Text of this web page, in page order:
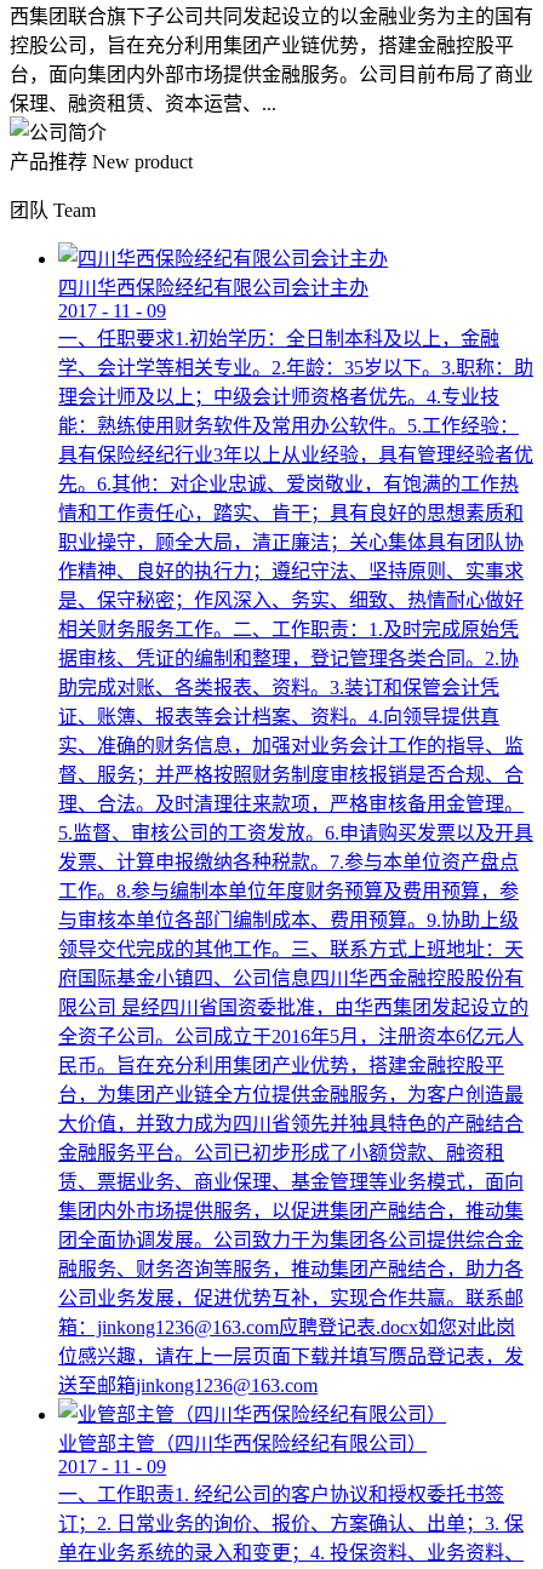
西集团联合旗下子公司共同发起设立的以金融业务为主的国有
控股公司，旨在充分利用集团产业链优势，搭建金融控股平
台，面向集团内外部市场提供金融服务。公司目前布局了商业
保理、融资租赁、资本运营、...
产品推荐 New product
团队 Team
四川华西保险经纪有限公司会计主办
2017 - 11 - 09
一、任职要求1.初始学历：全日制本科及以上，金融
学、会计学等相关专业。2.年龄：35岁以下。3.职称：助
理会计师及以上；中级会计师资格者优先。4.专业技
能：熟练使用财务软件及常用办公软件。5.工作经验：
具有保险经纪行业3年以上从业经验，具有管理经验者优
先。6.其他：对企业忠诚、爱岗敬业，有饱满的工作热
情和工作责任心，踏实、肯干；具有良好的思想素质和
职业操守，顾全大局，清正廉洁；关心集体具有团队协
作精神、良好的执行力；遵纪守法、坚持原则、实事求
是、保守秘密；作风深入、务实、细致、热情耐心做好
相关财务服务工作。二、工作职责：1.及时完成原始凭
据审核、凭证的编制和整理，登记管理各类合同。2.协
助完成对账、各类报表、资料。3.装订和保管会计凭
证、账簿、报表等会计档案、资料。4.向领导提供真
实、准确的财务信息，加强对业务会计工作的指导、监
督、服务；并严格按照财务制度审核报销是否合规、合
理、合法。及时清理往来款项，严格审核备用金管理。
5.监督、审核公司的工资发放。6.申请购买发票以及开具
发票、计算申报缴纳各种税款。7.参与本单位资产盘点
工作。8.参与编制本单位年度财务预算及费用预算，参
与审核本单位各部门编制成本、费用预算。9.协助上级
领导交代完成的其他工作。三、联系方式上班地址：天
府国际基金小镇四、公司信息四川华西金融控股股份有
限公司 是经四川省国资委批准，由华西集团发起设立的
全资子公司。公司成立于2016年5月，注册资本6亿元人
民币。旨在充分利用集团产业优势，搭建金融控股平
台，为集团产业链全方位提供金融服务，为客户创造最
大价值，并致力成为四川省领先并独具特色的产融结合
金融服务平台。公司已初步形成了小额贷款、融资租
赁、票据业务、商业保理、基金管理等业务模式，面向
集团内外市场提供服务，以促进集团产融结合，推动集
团全面协调发展。公司致力于为集团各公司提供综合金
融服务、财务咨询等服务，推动集团产融结合，助力各
公司业务发展，促进优势互补，实现合作共赢。联系邮
箱：jinkong1236@163.com应聘登记表.docx如您对此岗
位感兴趣，请在上一层页面下载并填写赝品登记表，发
送至邮箱jinkong1236@163.com
业管部主管（四川华西保险经纪有限公司）
2017 - 11 - 09
一、工作职责1. 经纪公司的客户协议和授权委托书签
订；2. 日常业务的询价、报价、方案确认、出单；3. 保
单在业务系统的录入和变更；4. 投保资料、业务资料、